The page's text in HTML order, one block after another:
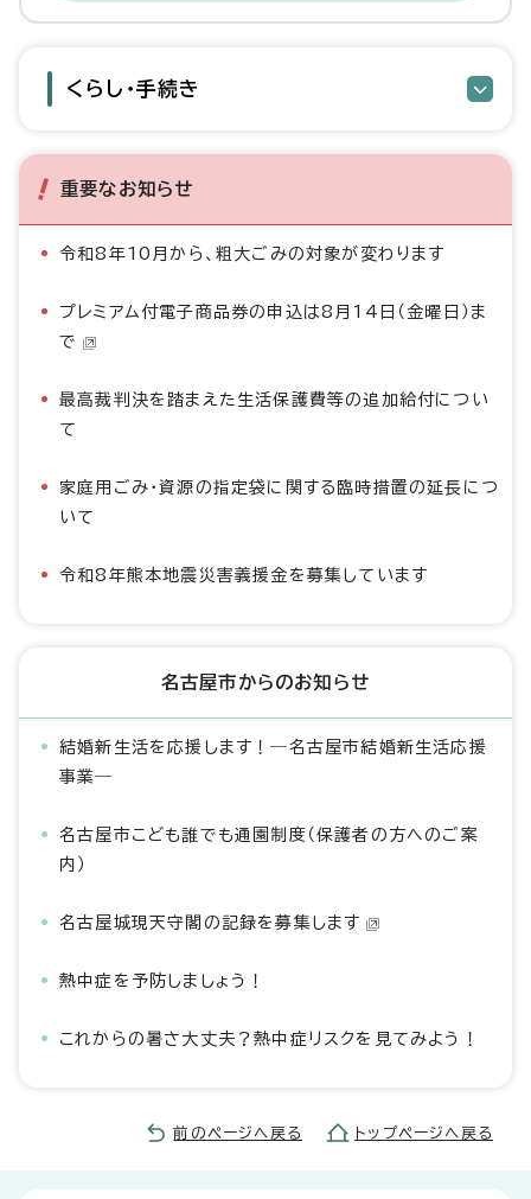
くらし・手続き
重要なお知らせ
令和8年10月から、粗大ごみの対象が変わります
プレミアム付電子商品券の申込は8月14日（金曜日）ま
で
最高裁判決を踏まえた生活保護費等の追加給付につい
て
家庭用ごみ・資源の指定袋に関する臨時措置の延長につ
いて
令和8年熊本地震災害義援金を募集しています
名古屋市からのお知らせ
結婚新生活を応援します！―名古屋市結婚新生活応援
事業―
名古屋市こども誰でも通園制度（保護者の方へのご案
内）
名古屋城現天守閣の記録を募集します
熱中症を予防しましょう！
これからの暑さ大丈夫？熱中症リスクを見てみよう！
前のページへ戻る トップページへ戻る